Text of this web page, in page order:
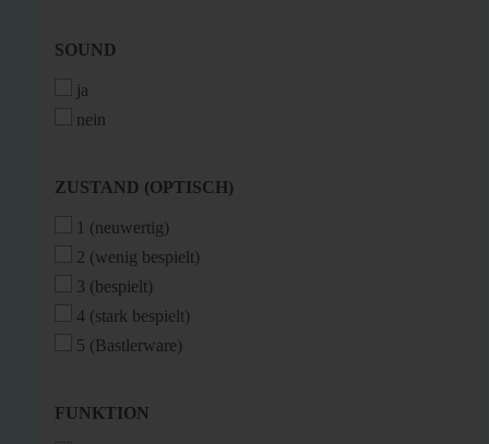
SOUND
SOUND
ja
nein
ZUSTAND
ZUSTAND (OPTISCH)
1 (neuwertig)
2 (wenig bespielt)
3 (bespielt)
4 (stark bespielt)
5 (Bastlerware)
FUNKTION
FUNKTION